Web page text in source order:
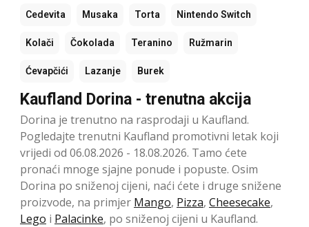
Cedevita Musaka Torta Nintendo Switch
Kolači Čokolada Teranino Ružmarin
Ćevapčići Lazanje Burek
Kaufland Dorina - trenutna akcija
Dorina je trenutno na rasprodaji u Kaufland.
Pogledajte trenutni Kaufland promotivni letak koji
vrijedi od 06.08.2026 - 18.08.2026. Tamo ćete
pronaći mnoge sjajne ponude i popuste. Osim
Dorina po sniženoj cijeni, naći ćete i druge snižene
proizvode, na primjer Mango, Pizza, Cheesecake,
Lego i Palacinke, po sniženoj cijeni u Kaufland.